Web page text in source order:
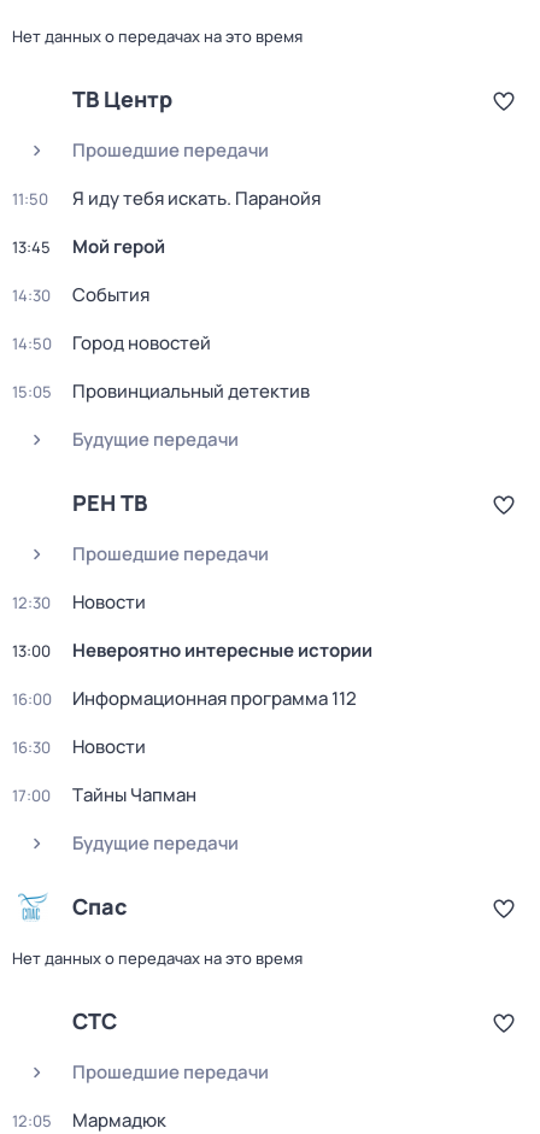
Нет данных о передачах на это время
ТВ Центр
Прошедшие передачи
11:50 Я иду тебя искать. Паранойя
13:45 Мой герой
14:30 События
14:50 Город новостей
15:05
Провинциальный детектив
Будущие передачи
РЕН ТВ
Прошедшие передачи
12:30 Новости
13:00 Невероятно интересные истории
16:00 Информационная программа 112
16:30 Новости
17:00
Тaйны Чапман
Будущие передачи
Спас
Нет данных о передачах на это время
СТС
Прошедшие передачи
12:05 Мармадюк